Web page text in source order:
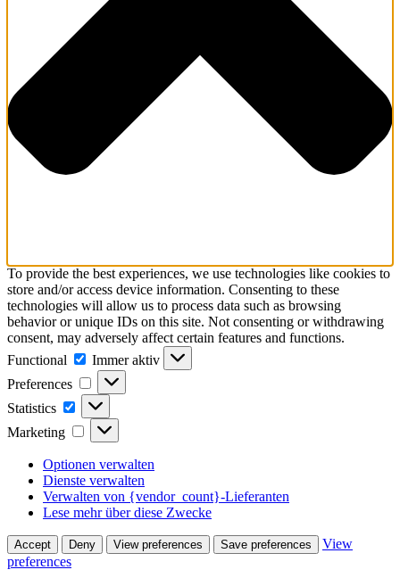
To provide the best experiences, we use technologies like cookies to
store and/or access device information. Consenting to these
technologies will allow us to process data such as browsing
behavior or unique IDs on this site. Not consenting or withdrawing
consent, may adversely affect certain features and functions.
Functional
Functional
Immer aktiv
Preferences
Preferences
Statistics Statistics
Marketing Marketing
Optionen verwalten
Dienste verwalten
Verwalten von {vendor_count}-Lieferanten
Lese mehr über diese Zwecke
Accept Deny View preferences Save preferences
View
preferences